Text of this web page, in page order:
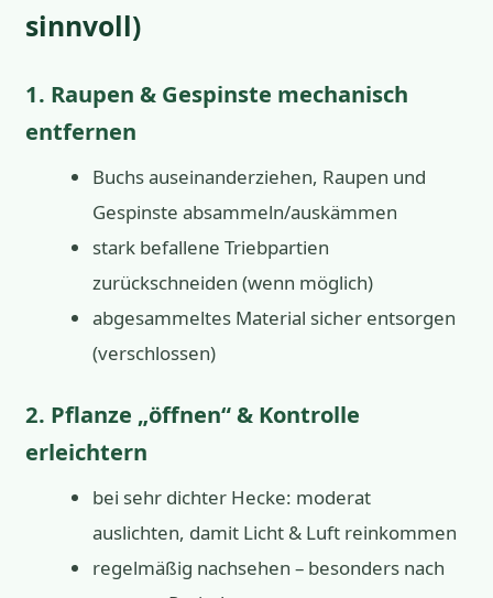
sinnvoll)
1. Raupen & Gespinste mechanisch
entfernen
Buchs auseinanderziehen, Raupen und
Gespinste absammeln/auskämmen
stark befallene Triebpartien
zurückschneiden (wenn möglich)
abgesammeltes Material sicher entsorgen
(verschlossen)
2. Pflanze „öffnen“ & Kontrolle
erleichtern
bei sehr dichter Hecke: moderat
auslichten, damit Licht & Luft reinkommen
regelmäßig nachsehen – besonders nach